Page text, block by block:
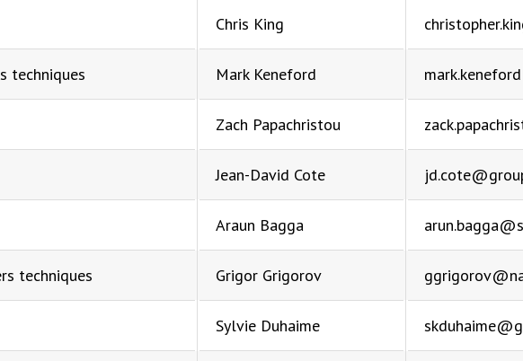
Chris King
techniques Mark Keneford
Zach Papachristou
Jean-David Cote
Araun Bagga
techniques Grigor Grigorov
Sylvie Duhaime